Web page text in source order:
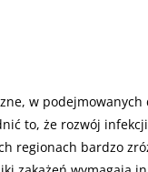
w podejmowanych
to, że rozwój
regionach bardzo